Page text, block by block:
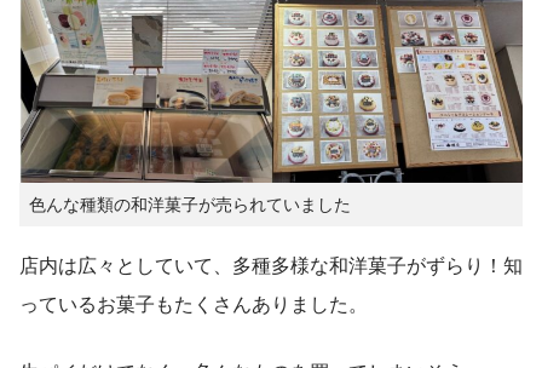
色んな種類の和洋菓子が売られていました
店内は広々としていて、多種多様な和洋菓子がずらり！知
っているお菓子もたくさんありました。